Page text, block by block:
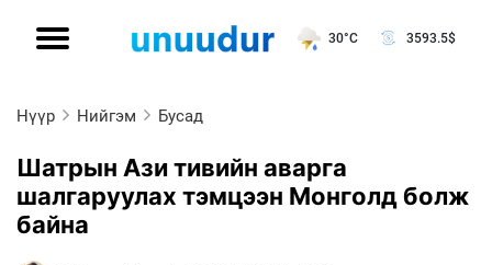
30°C 3593.5$
Нүүр Нийгэм Бусад
Шатрын Ази тивийн аварга
шалгаруулах тэмцээн Монголд болж
байна